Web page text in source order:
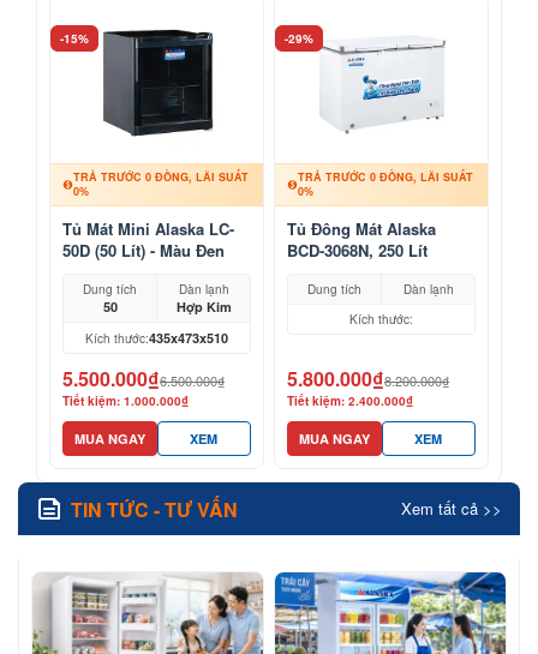
-15%
TRẢ TRƯỚC 0 ĐỒNG, LÃI SUẤT
0%
Tủ Mát Mini Alaska LC-
50D (50 Lít) - Màu Đen
Dung tích
50
Dàn lạnh
Hợp Kim
Kích thước:435x473x510
5.500.000₫6.500.000₫
Tiết kiệm: 1.000.000₫
MUA NGAY XEM
-29%
TRẢ TRƯỚC 0 ĐỒNG, LÃI SUẤT
0%
Tủ Đông Mát Alaska
BCD-3068N, 250 Lít
Dung tích
Dàn lạnh
Kích thước:
5.800.000₫8.200.000₫
Tiết kiệm: 2.400.000₫
MUA NGAY XEM
TIN TỨC - TƯ VẤN Xem tất cả >>